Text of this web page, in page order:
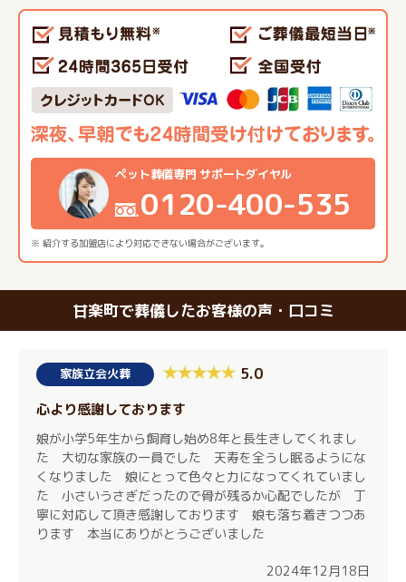
※ 紹介する加盟店により対応できない場合がございます。
ペット葬儀専門 サポートダイヤル
0120-400-535
甘楽町で葬儀したお客様の声・口コミ
家族立会火葬 5.0
心より感謝しております
娘が小学5年生から飼育し始め8年と長生きしてくれまし
た 大切な家族の一員でした 天寿を全うし眠るようにな
くなりました 娘にとって色々と力になってくれていまし
た 小さいうさぎだったので骨が残るか心配でしたが 丁
寧に対応して頂き感謝しております 娘も落ち着きつつあ
ります 本当にありがとうございました
2024年12月18日